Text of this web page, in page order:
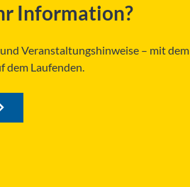
Information?
Veranstaltungshinweise – mit dem
dem Laufenden.